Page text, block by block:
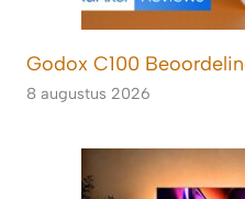
Godox C100
8 augustus 2026